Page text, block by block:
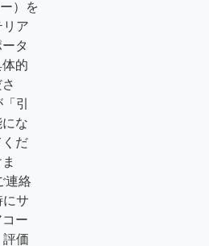
）を
ア
タ
的
引
な
くだ
連絡
にサ
ー
評価